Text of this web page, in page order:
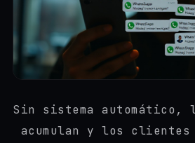
Sin sistema automático,
acumulan y los